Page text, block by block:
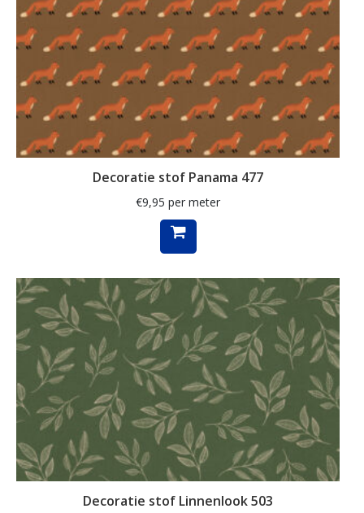
madeliefje
Magnolia
mandala
margriet
margrietje
meubelstof
middel
mini monte carlo
mode
modebladen
molen
mozaïek
Decoratie stof Panama 477
€9,95 per meter
Decoratie stof Linnenlook 503